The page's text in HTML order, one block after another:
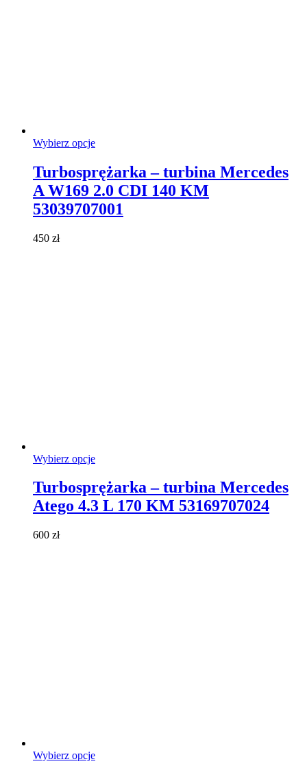
Wybierz opcjeTen
wiele
wariantów.
Opcje
można
Turbosprężarka – turbina Mercedes
A W169 2.0 CDI 140 KM
53039707001
450 zł
Wybierz opcjeTen
ma
wiele
wariantów.
Turbosprężarka – turbina Mercedes
Atego 4.3 L 170 KM 53169707024
600 zł
Wybierz opcjeTen